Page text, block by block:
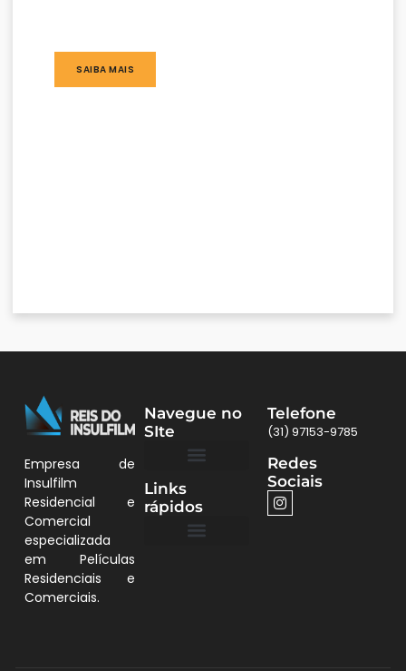
SAIBA MAIS
Empresa de
Insulfilm
Residencial e
Comercial
especializada
em Películas
Residenciais e
Comerciais.
Navegue no
SIte
Links
rápidos
Telefone
(31) 97153-9785
Redes
Sociais